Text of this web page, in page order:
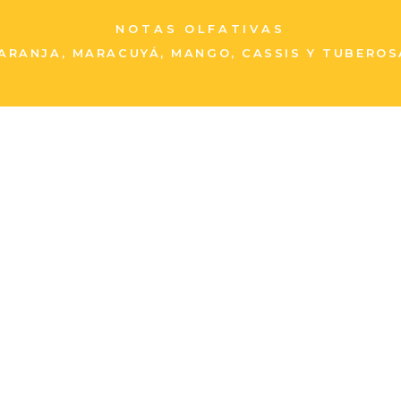
NOTAS OLFATIVAS
MARACUYÁ, MANGO, CASSIS Y